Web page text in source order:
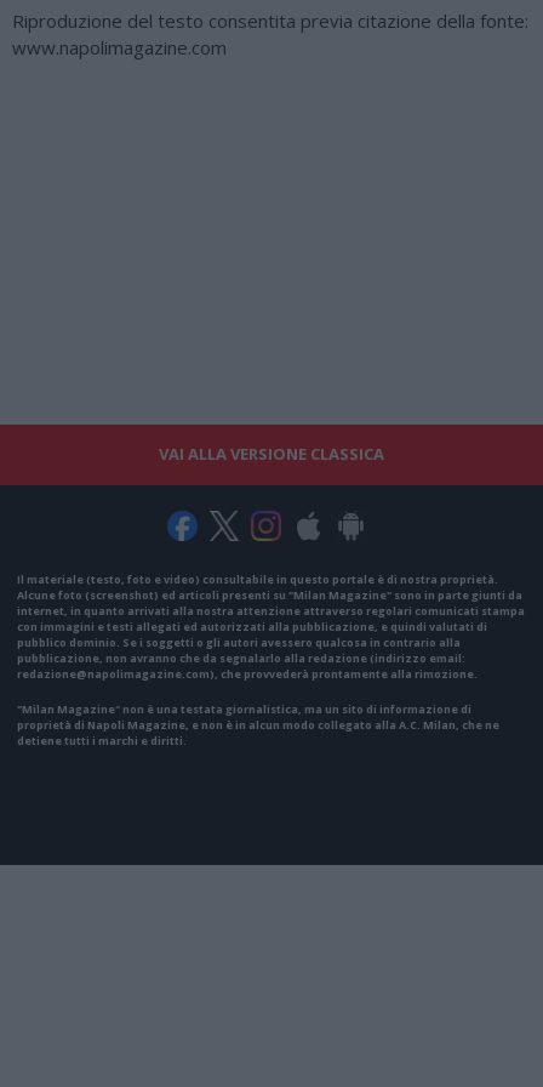
Riproduzione del testo consentita previa citazione della fonte:
www.napolimagazine.com
VAI ALLA VERSIONE CLASSICA
Il materiale (testo, foto e video) consultabile in questo portale è di nostra proprietà.
Alcune foto (screenshot) ed articoli presenti su "Milan Magazine" sono in parte giunti da
internet, in quanto arrivati alla nostra attenzione attraverso regolari comunicati stampa
con immagini e testi allegati ed autorizzati alla pubblicazione, e quindi valutati di
pubblico dominio. Se i soggetti o gli autori avessero qualcosa in contrario alla
pubblicazione, non avranno che da segnalarlo alla redazione (indirizzo email:
redazione@napolimagazine.com), che provvederà prontamente alla rimozione.
"Milan Magazine" non è una testata giornalistica, ma un sito di informazione di
proprietà di Napoli Magazine, e non è in alcun modo collegato alla A.C. Milan, che ne
detiene tutti i marchi e diritti.